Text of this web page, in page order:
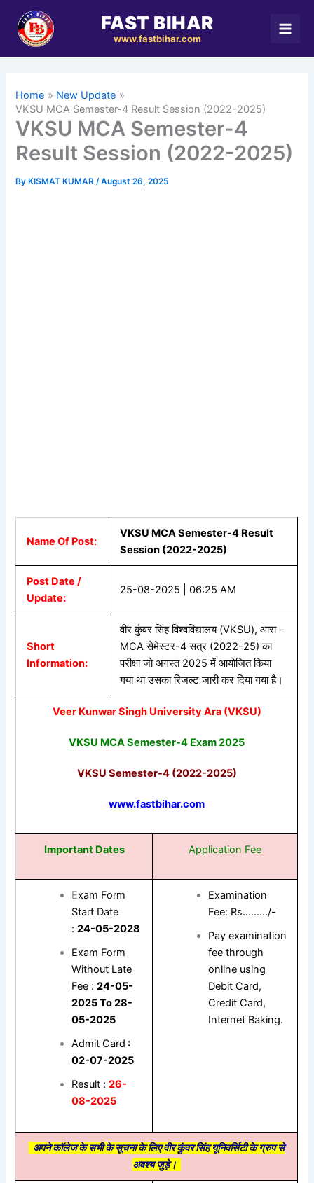
content
FAST BIHAR
www.fastbihar.com
Home
New Update
VKSU MCA Semester-4 Result Session (2022-2025)
VKSU MCA Semester-4
Result Session (2022-2025)
By KISMAT KUMAR/August 26, 2025
Name Of Post:
VKSU MCA Semester-4 Result
Session (2022-2025)
Post Date /
Update:
25-08-2025 | 06:25 AM
Short
Information:
वीर कुंवर सिंह विश्वविद्यालय (VKSU), आरा –
MCA सेमेस्टर-4 सत्र (2022-25) का
परीक्षा जो अगस्त 2025 में आयोजित किया
गया था उसका रिजल्ट जारी कर दिया गया है।
Veer Kunwar Singh University Ara (VKSU)
VKSU MCA Semester-4 Exam 2025
VKSU Semester-4 (2022-2025)
www.fastbihar.com
Important Dates Application Fee
Exam Form
Start Date
: 24-05-2028
Exam Form
Without Late
Fee : 24-05-
2025 To 28-
05-2025
Admit Card :
02-07-2025
Result : 26-
08-2025
Examination
Fee: Rs………/-
Pay examination
fee through
online using
Debit Card,
Credit Card,
Internet Baking.
अपने कॉलेज के सभी के सूचना के लिए वीर कुंवर सिंह यूनिवर्सिटी के ग्रुप से
अवश्य जुड़े।